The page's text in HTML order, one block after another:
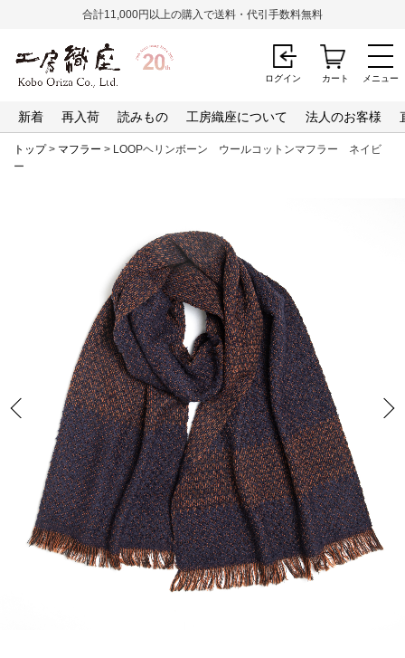
メニュー
合計11,000円以上の購入で送料・代引手数料無料
新着 再入荷 読みもの 工房織座について 法人のお客様
ログイン カート
トップ> マフラー > LOOPヘリンボーン ウールコットンマフラー ネイビ
ー